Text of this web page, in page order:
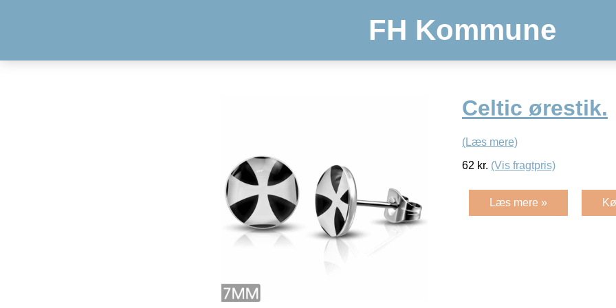
FH Kommune
Celtic ørestik.
(Læs mere)
62 kr. (Vis fragtpris)
Læs mere »